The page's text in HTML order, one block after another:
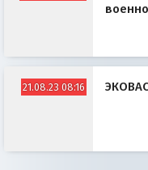
21.08.23 08:16